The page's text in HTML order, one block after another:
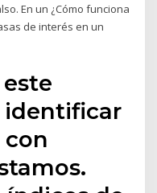
En un ¿Cómo funciona
de interés en un
identificar